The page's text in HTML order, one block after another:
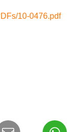
10-0476.pdf